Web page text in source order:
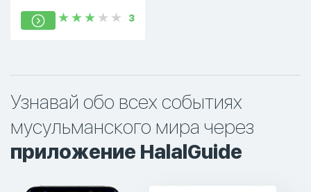
Россия, 628260
3
Узнавай обо всех событиях
мусульманского мира через
приложение HalalGuide